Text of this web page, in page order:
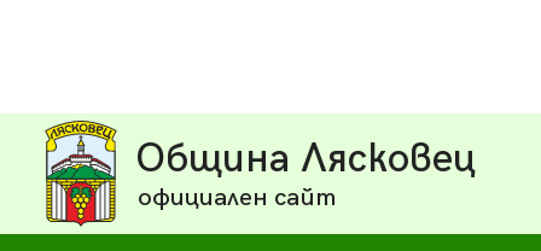
Община Лясковец
официален сайт